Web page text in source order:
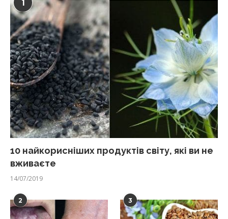
1
10 найкорисніших продуктів світу, які ви не
вживаєте
14/07/2019
2 3